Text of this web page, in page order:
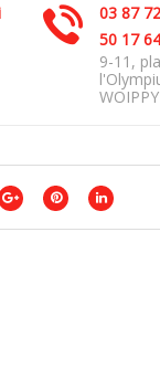
03 87
50 17
9-11,
WOIPPY